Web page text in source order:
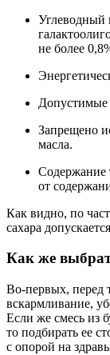
Углеводный
не более
Допустимые
Запрещено
масла.
Содержание
от
Как видно, по
сахара
Как же
Во-первых, перед
вскармливание,
Если же смесь из
то подбирать ее
с опорой на